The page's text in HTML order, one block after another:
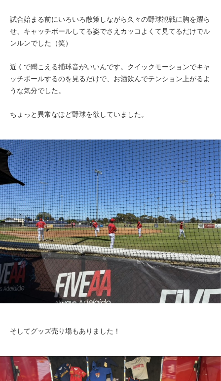
試合始まる前にいろいろ散策しながら久々の野球観戦に胸を躍ら
せ、キャッチボールしてる姿でさえカッコよくて見てるだけでル
ンルンでした（笑）
近くで聞こえる捕球音がいいんです。クイックモーションでキャ
ッチボールするのを見るだけで、お酒飲んでテンション上がるよ
うな気分でした。
ちょっと異常なほど野球を欲していました。
そしてグッズ売り場もありました！